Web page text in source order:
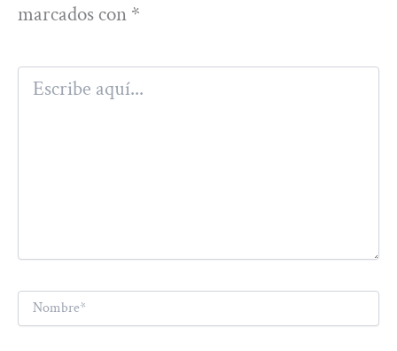
marcados con *
aquí...
Nombre*